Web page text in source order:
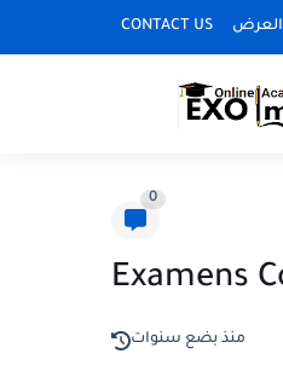
CONTACT US العرض
0
Examens
منذ بضع سنوات